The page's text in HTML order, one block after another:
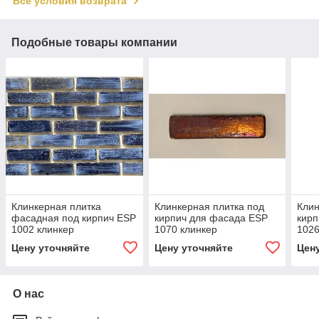
Подобные товары компании
Клинкерная плитка
фасадная под кирпич ESP
1002 клинкер
Цену уточняйте
Клинкерная плитка под
кирпич для фасада ESP
1070 клинкер
Цену уточняйте
О нас